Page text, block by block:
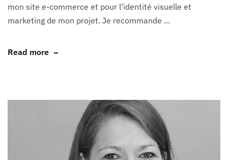
mon site e-commerce et pour l’identité visuelle et
marketing de mon projet. Je recommande ...
Read more